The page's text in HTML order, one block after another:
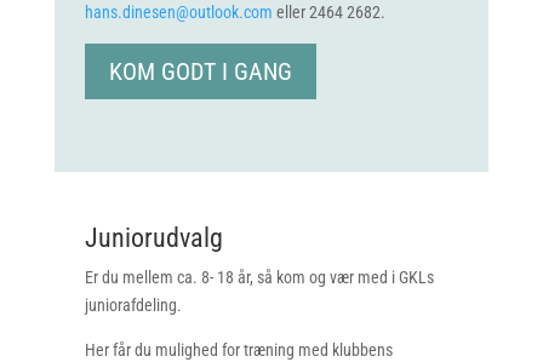
hans.dinesen@outlook.com eller 2464 2682.
KOM GODT I GANG
Juniorudvalg
Er du mellem ca. 8- 18 år, så kom og vær med i GKLs
juniorafdeling.
Her får du mulighed for træning med klubbens